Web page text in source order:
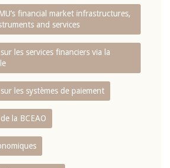
financial market infrastructures,
and services
les services financiers via la
les systèmes de paiement
la BCEAO